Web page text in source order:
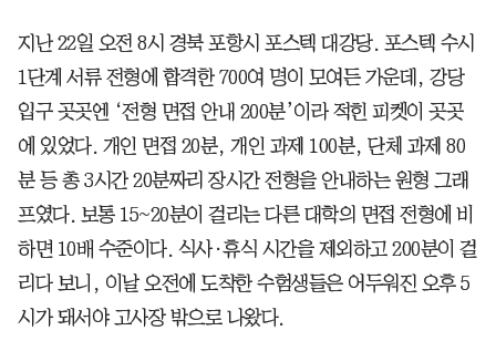
지난 22일 오전 8시 경북 포항시 포스텍 대강당. 포스텍 수시
1단계 서류 전형에 합격한 700여 명이 모여든 가운데, 강당
입구 곳곳엔 ‘전형 면접 안내 200분’이라 적힌 피켓이 곳곳
에 있었다. 개인 면접 20분, 개인 과제 100분, 단체 과제 80
분 등 총 3시간 20분짜리 장시간 전형을 안내하는 원형 그래
프였다. 보통 15~20분이 걸리는 다른 대학의 면접 전형에 비
하면 10배 수준이다. 식사·휴식 시간을 제외하고 200분이 걸
리다 보니, 이날 오전에 도착한 수험생들은 어두워진 오후 5
시가 돼서야 고사장 밖으로 나왔다.